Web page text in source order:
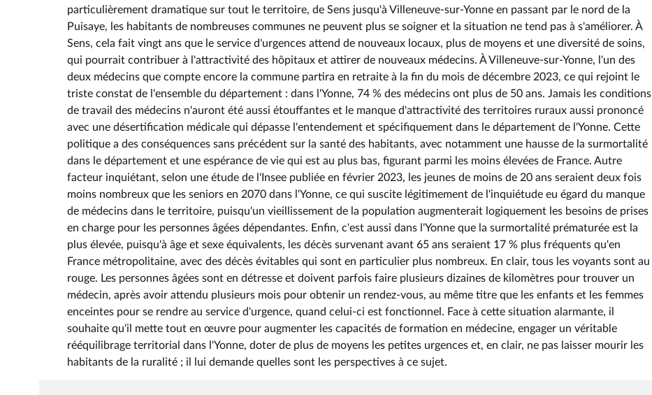
particulièrement dramatique sur tout le territoire, de Sens jusqu'à Villeneuve-sur-Yonne en passant par le nord de la
Puisaye, les habitants de nombreuses communes ne peuvent plus se soigner et la situation ne tend pas à s'améliorer. À
Sens, cela fait vingt ans que le service d'urgences attend de nouveaux locaux, plus de moyens et une diversité de soins,
qui pourrait contribuer à l'attractivité des hôpitaux et attirer de nouveaux médecins. À Villeneuve-sur-Yonne, l'un des
deux médecins que compte encore la commune partira en retraite à la fin du mois de décembre 2023, ce qui rejoint le
triste constat de l'ensemble du département : dans l'Yonne, 74 % des médecins ont plus de 50 ans. Jamais les conditions
de travail des médecins n'auront été aussi étouffantes et le manque d'attractivité des territoires ruraux aussi prononcé
avec une désertification médicale qui dépasse l'entendement et spécifiquement dans le département de l'Yonne. Cette
politique a des conséquences sans précédent sur la santé des habitants, avec notamment une hausse de la surmortalité
dans le département et une espérance de vie qui est au plus bas, figurant parmi les moins élevées de France. Autre
facteur inquiétant, selon une étude de l'Insee publiée en février 2023, les jeunes de moins de 20 ans seraient deux fois
moins nombreux que les seniors en 2070 dans l'Yonne, ce qui suscite légitimement de l'inquiétude eu égard du manque
de médecins dans le territoire, puisqu'un vieillissement de la population augmenterait logiquement les besoins de prises
en charge pour les personnes âgées dépendantes. Enfin, c'est aussi dans l'Yonne que la surmortalité prématurée est la
plus élevée, puisqu'à âge et sexe équivalents, les décès survenant avant 65 ans seraient 17 % plus fréquents qu'en
France métropolitaine, avec des décès évitables qui sont en particulier plus nombreux. En clair, tous les voyants sont au
rouge. Les personnes âgées sont en détresse et doivent parfois faire plusieurs dizaines de kilomètres pour trouver un
médecin, après avoir attendu plusieurs mois pour obtenir un rendez-vous, au même titre que les enfants et les femmes
enceintes pour se rendre au service d'urgence, quand celui-ci est fonctionnel. Face à cette situation alarmante, il
souhaite qu'il mette tout en œuvre pour augmenter les capacités de formation en médecine, engager un véritable
rééquilibrage territorial dans l'Yonne, doter de plus de moyens les petites urgences et, en clair, ne pas laisser mourir les
habitants de la ruralité ; il lui demande quelles sont les perspectives à ce sujet.